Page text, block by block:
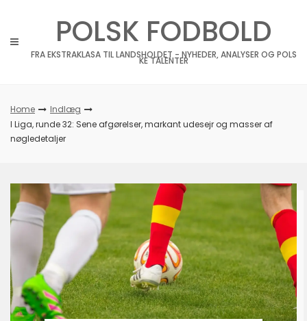
POLSK FODBOLD
FRA EKSTRAKLASA TIL LANDSHOLDET - NYHEDER, ANALYSER OG POLS
KE TALENTER
Home
Indlæg
I Liga, runde 32: Sene afgørelser, markant udesejr og masser af
nøgledetaljer